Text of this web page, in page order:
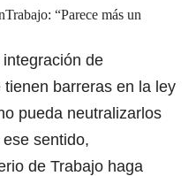
“Parece más un
de
barreras en la ley
pueda neutralizarlos
sentido,
de Trabajo haga